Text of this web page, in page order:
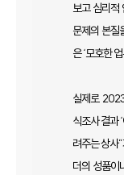
보고 심리적
문제의 본질
은 ‘모호한
실제로
식조사 결과
려주는 상사
더의 성품이